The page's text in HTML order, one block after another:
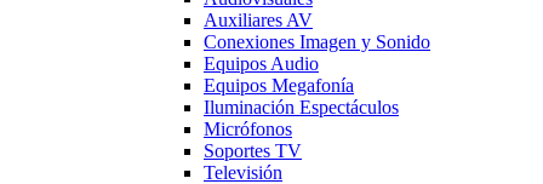
Auxiliares AV
Conexiones Imagen y Sonido
Equipos Audio
Equipos Megafonía
Iluminación Espectáculos
Micrófonos
Soportes TV
Televisión